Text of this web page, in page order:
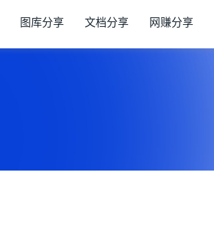
图库分享 文档分享 网赚分享